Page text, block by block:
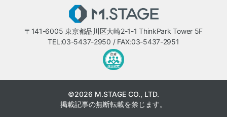
〒141-6005 東京都品川区大崎2-1-1 ThinkPark Tower 5F
TEL:03-5437-2950 / FAX:03-5437-2951
©2026 M.STAGE CO., LTD.
掲載記事の無断転載を禁じます。